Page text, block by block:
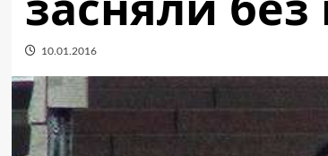
10.01.2016